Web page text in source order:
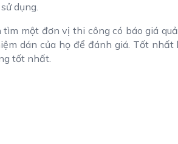
dụng.
tìm một đơn vị thi công có báo giá
dán của họ để đánh giá. Tốt
tốt nhất.